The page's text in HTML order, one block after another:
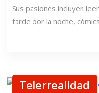
Sus pasiones incluyen
tarde por la noche,
Telerrealidad